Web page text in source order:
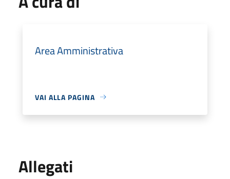
Area Amministrativa
VAI ALLA PAGINA
Allegati